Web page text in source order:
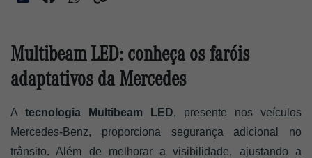
Multibeam LED: conheça os faróis
adaptativos da Mercedes
A tecnologia Multibeam LED, presente nos veículos
Mercedes-Benz, proporciona segurança adicional no
trânsito. Além de melhorar a visibilidade, ajustando a